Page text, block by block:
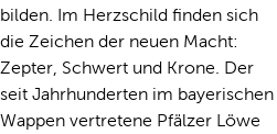
bilden. Im Herzschild finden sich
die Zeichen der neuen Macht:
Zepter, Schwert und Krone. Der
seit Jahrhunderten im bayerischen
Wappen vertretene Pfälzer Löwe